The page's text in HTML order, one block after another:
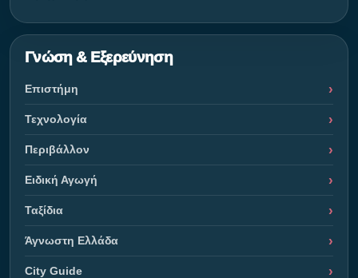
Γνώση & Εξερεύνηση
Επιστήμη
Τεχνολογία
Περιβάλλον
Ειδική Αγωγή
Ταξίδια
Άγνωστη Ελλάδα
City Guide